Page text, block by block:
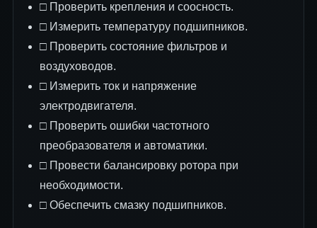
□ Проверить крепления и соосность.
□ Измерить температуру подшипников.
□ Проверить состояние фильтров и
воздуховодов.
□ Измерить ток и напряжение
электродвигателя.
□ Проверить ошибки частотного
преобразователя и автоматики.
□ Провести балансировку ротора при
необходимости.
□ Обеспечить смазку подшипников.